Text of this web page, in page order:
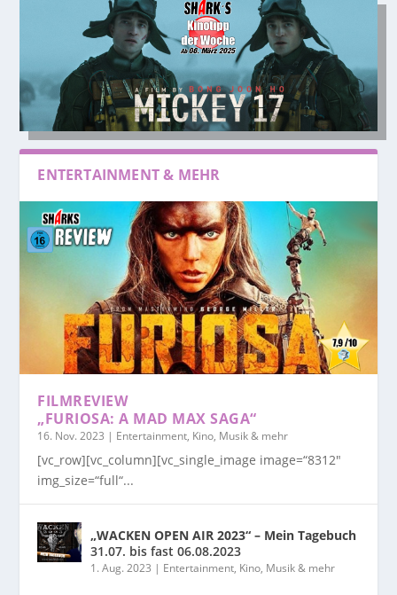
ENTERTAINMENT & MEHR
FILMREVIEW
„FURIOSA: A MAD MAX SAGA“
16. Nov. 2023 | Entertainment, Kino, Musik & mehr
[vc_row][vc_column][vc_single_image image=“8312″
img_size=“full“...
„WACKEN OPEN AIR 2023“ – Mein Tagebuch
31.07. bis fast 06.08.2023
1. Aug. 2023 | Entertainment, Kino, Musik & mehr